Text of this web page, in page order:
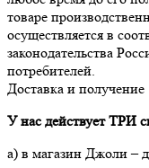
товаре
осуществляется в
законодательства
потребителей.
Доставка и получение
У нас действует ТРИ
а) в магазин Джоли –